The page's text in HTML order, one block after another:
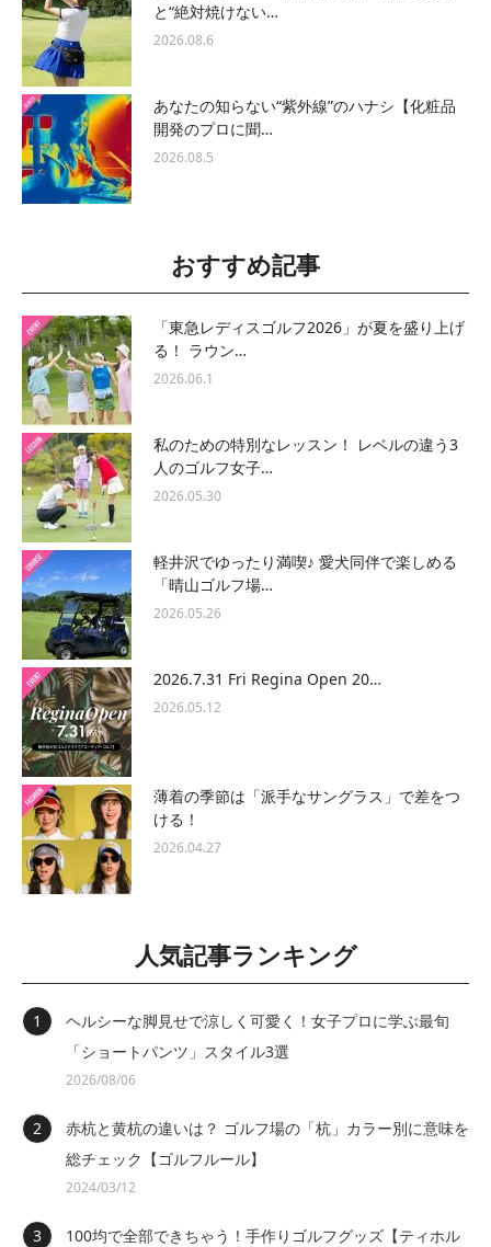
と“絶対焼けない…
2026.08.6
あなたの知らない“紫外線”のハナシ【化粧品
開発のプロに聞…
2026.08.5
おすすめ記事
「東急レディスゴルフ2026」が夏を盛り上げ
る！ ラウン…
2026.06.1
私のための特別なレッスン！ レベルの違う3
人のゴルフ女子…
2026.05.30
軽井沢でゆったり満喫♪ 愛犬同伴で楽しめる
「晴山ゴルフ場…
2026.05.26
2026.7.31 Fri Regina Open 20…
2026.05.12
薄着の季節は「派手なサングラス」で差をつ
ける！
2026.04.27
人気記事ランキング
ヘルシーな脚見せで涼しく可愛く！女子プロに学ぶ最旬
「ショートパンツ」スタイル3選
2026/08/06
赤杭と黄杭の違いは？ ゴルフ場の「杭」カラー別に意味を
総チェック【ゴルフルール】
2024/03/12
100均で全部できちゃう！手作りゴルフグッズ【ティホル